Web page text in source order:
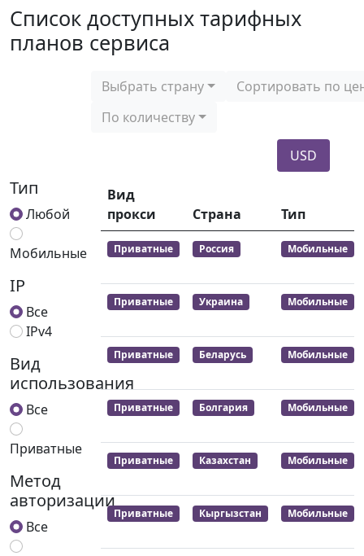
Список доступных тарифных
планов сервиса
Выбрать страну
Сортировать по
По количеству
USD
Тип
Любой
Мобильные
IP
Все
IPv4
Вид
использования
Все
Приватные
Метод
авторизации
Все
Вид
прокси
Страна Тип
Приватные Россия Мобильные
Приватные Украина Мобильные
Приватные Беларусь Мобильные
Приватные Болгария Мобильные
Приватные Казахстан Мобильные
Приватные Кыргызстан Мобильные